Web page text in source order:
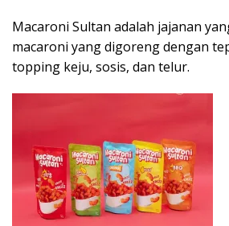
Macaroni Sultan adalah jajanan
macaroni yang digoreng dengan
topping keju, sosis, dan telur.